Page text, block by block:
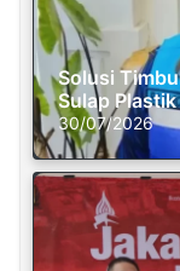
Solusi
Sulap
30/07/2026